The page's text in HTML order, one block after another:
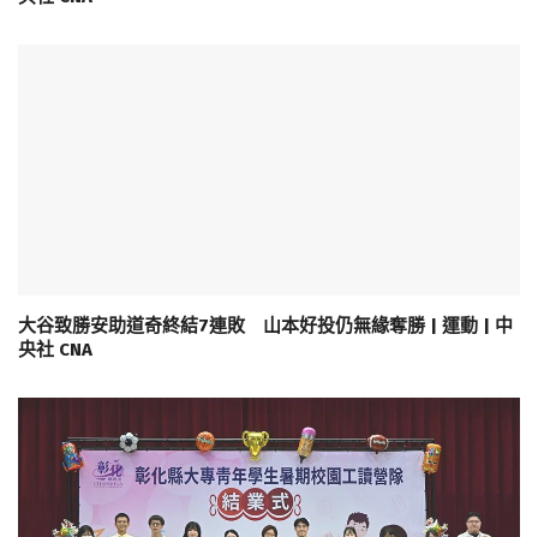
大谷致勝安助道奇終結7連敗 山本好投仍無緣奪勝 | 運動 | 中
央社 CNA